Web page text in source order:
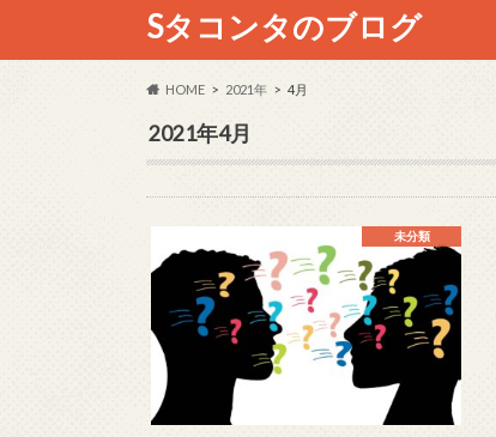
Sタコンタのブログ
HOME 2021年 4月
2021年4月
未分類